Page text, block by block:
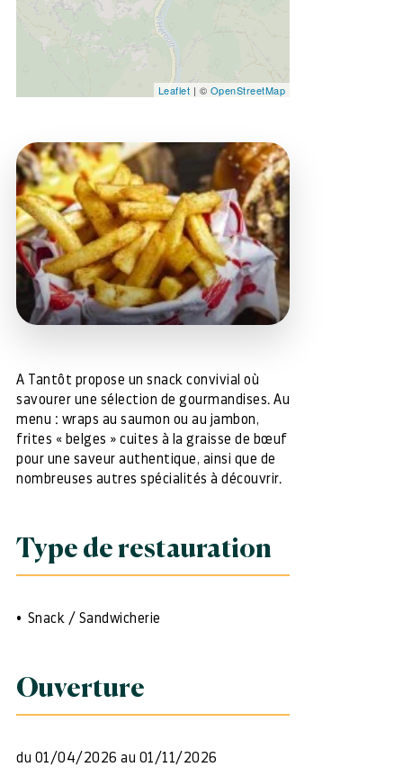
Leaflet | © OpenStreetMap
A Tantôt propose un snack convivial où
savourer une sélection de gourmandises. Au
menu : wraps au saumon ou au jambon,
frites « belges » cuites à la graisse de bœuf
pour une saveur authentique, ainsi que de
nombreuses autres spécialités à découvrir.
Type de restauration
Snack / Sandwicherie
Ouverture
du 01/04/2026 au 01/11/2026